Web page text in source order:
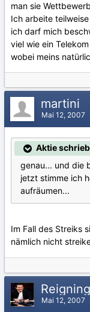
man sie
Ich arbeite
ich darf mich
viel wie ein
wobei meins
martini
Mai 12, 2007
Aktie
genau... und die
jetzt stimme ich
aufräumen...
Im Fall des Streiks
nämlich nicht
Mai 12, 2007